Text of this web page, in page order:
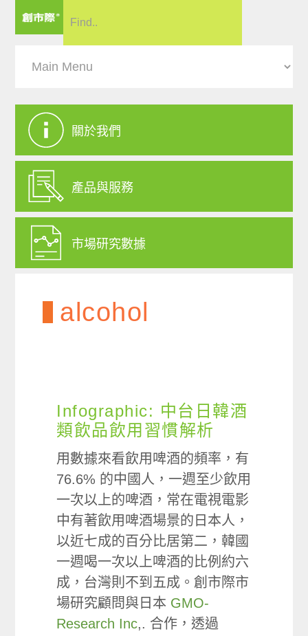
關於我們
產品與服務
市場研究數據
alcohol
Infographic: 中台日韓酒
類飲品飲用習慣解析
用數據來看飲用啤酒的頻率，有
76.6% 的中國人，一週至少飲用
一次以上的啤酒，常在電視電影
中有著飲用啤酒場景的日本人，
以近七成的百分比居第二，韓國
一週喝一次以上啤酒的比例約六
成，台灣則不到五成。創市際市
場研究顧問與日本 GMO-
Research Inc,. 合作，透過